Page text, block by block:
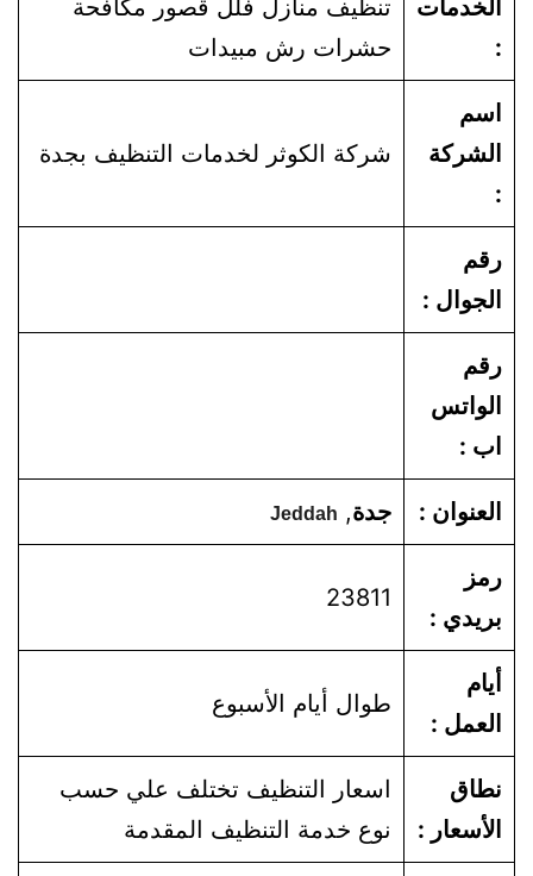
الخدمات
:
تنظيف منازل فلل قصور مكافحة
حشرات رش مبيدات
اسم
الشركة
:
شركة الكوثر لخدمات التنظيف بجدة
رقم
الجوال :
رقم
الواتس
اب :
العنوان : جدة,
Jeddah
رمز
بريدي :
23811
أيام
العمل :
طوال أيام الأسبوع
نطاق
الأسعار :
اسعار التنظيف تختلف علي حسب
نوع خدمة التنظيف المقدمة